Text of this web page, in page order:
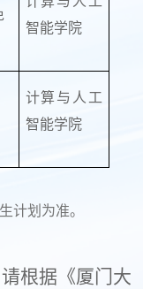
智能学院
计算与人工
智能学院
计划为准。
根据《厦门大